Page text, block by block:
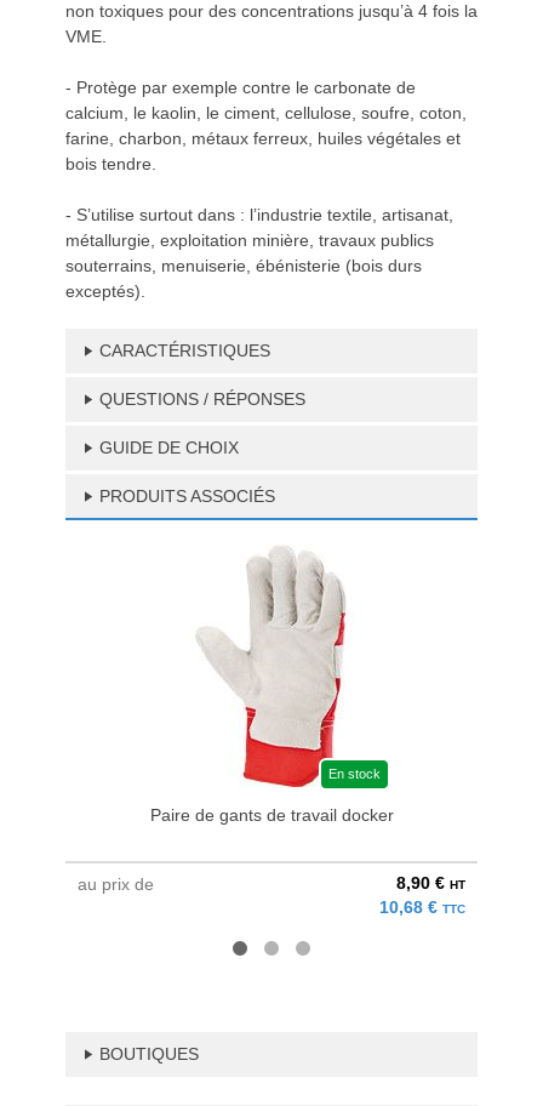
non toxiques pour des concentrations jusqu’à 4 fois la
VME.
- Protège par exemple contre le carbonate de
calcium, le kaolin, le ciment, cellulose, soufre, coton,
farine, charbon, métaux ferreux, huiles végétales et
bois tendre.
- S’utilise surtout dans : l’industrie textile, artisanat,
métallurgie, exploitation minière, travaux publics
souterrains, menuiserie, ébénisterie (bois durs
exceptés).
CARACTÉRISTIQUES
QUESTIONS / RÉPONSES
GUIDE DE CHOIX
PRODUITS ASSOCIÉS
En stock
Paire de gants de travail docker
au prix de 8,90 € HT
10,68 € TTC
BOUTIQUES